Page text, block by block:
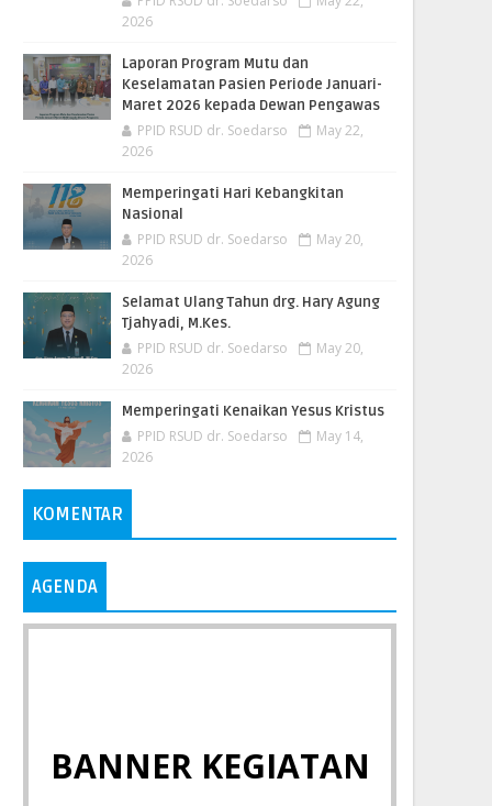
2026
Laporan Program Mutu dan
Keselamatan Pasien Periode Januari-
Maret 2026 kepada Dewan Pengawas
PPID RSUD dr. Soedarso
May 22,
2026
Memperingati Hari Kebangkitan
Nasional
PPID RSUD dr. Soedarso
May 20,
2026
Selamat Ulang Tahun drg. Hary Agung
Tjahyadi, M.Kes.
PPID RSUD dr. Soedarso
May 20,
2026
Memperingati Kenaikan Yesus Kristus
PPID RSUD dr. Soedarso
May 14,
2026
KOMENTAR
AGENDA
BANNER KEGIATAN